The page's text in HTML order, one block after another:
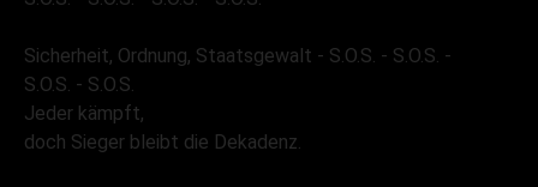
Sicherheit, Ordnung, Staatsgewalt - S.O.S. - S.O.S. -
S.O.S. - S.O.S.
Jeder kämpft,
doch Sieger bleibt die Dekadenz.